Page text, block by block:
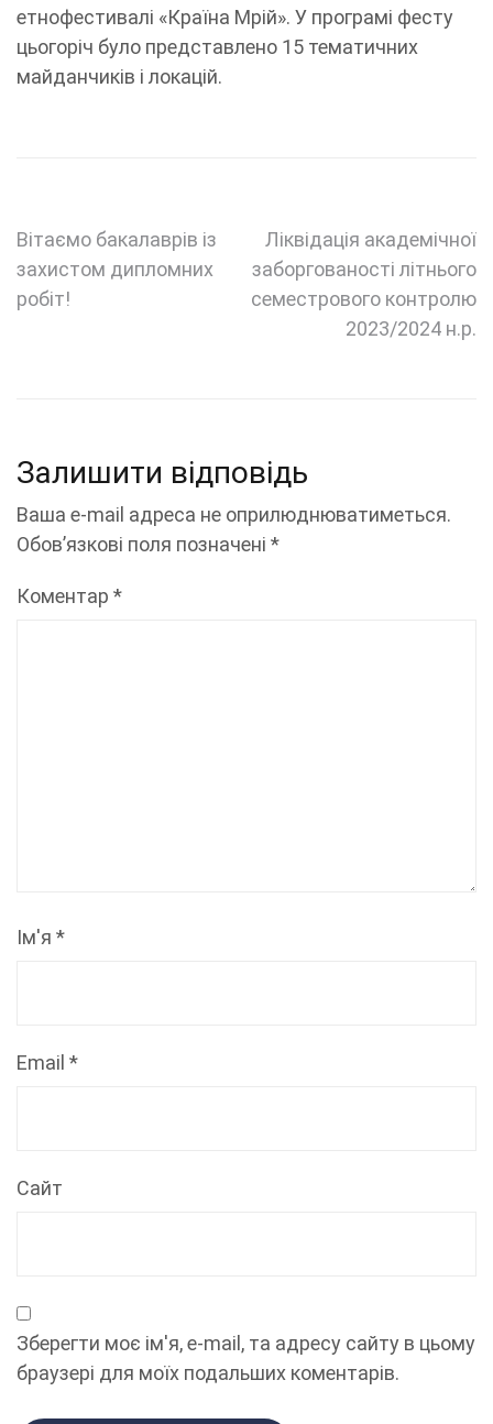
етнофестивалі «Країна Мрій». У програмі фесту
цьогоріч було представлено 15 тематичних
майданчиків і локацій.
Навігація
записів
Вітаємо бакалаврів із
захистом дипломних
робіт!
Ліквідація академічної
заборгованості літнього
семестрового контролю
2023/2024 н.р.
Залишити відповідь
Ваша e-mail адреса не оприлюднюватиметься.
Обов’язкові поля позначені *
Коментар *
Ім'я *
Email *
Сайт
Зберегти моє ім'я, e-mail, та адресу сайту в цьому
браузері для моїх подальших коментарів.